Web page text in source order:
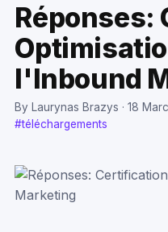
l'Inbound
By Laurynas Brazys ·18
#téléchargements